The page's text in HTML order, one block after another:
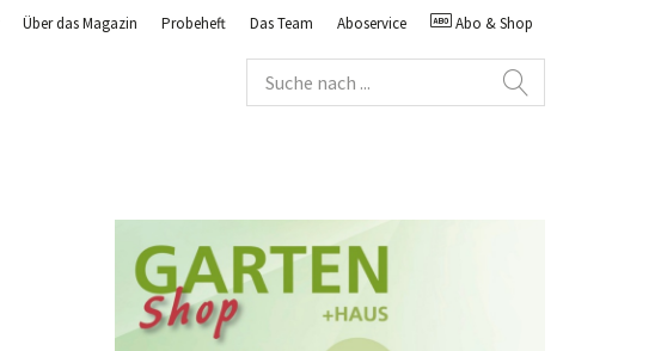
Über das Magazin Probeheft Das Team Aboservice Abo & Shop